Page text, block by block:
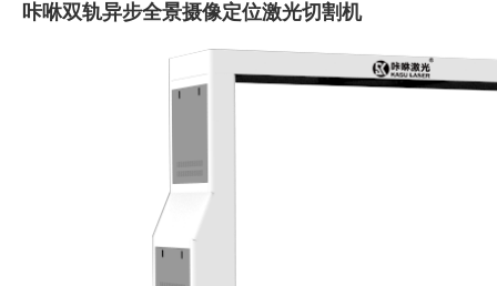
咔咻双轨异步全景摄像定位激光切割机